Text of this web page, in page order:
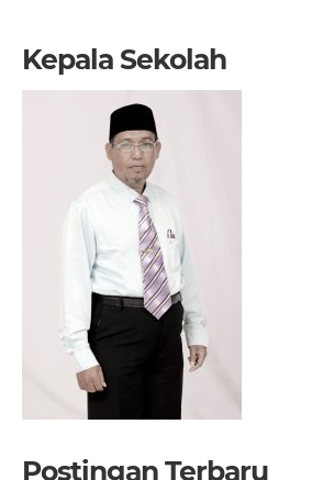
Kepala Sekolah
Postingan Terbaru